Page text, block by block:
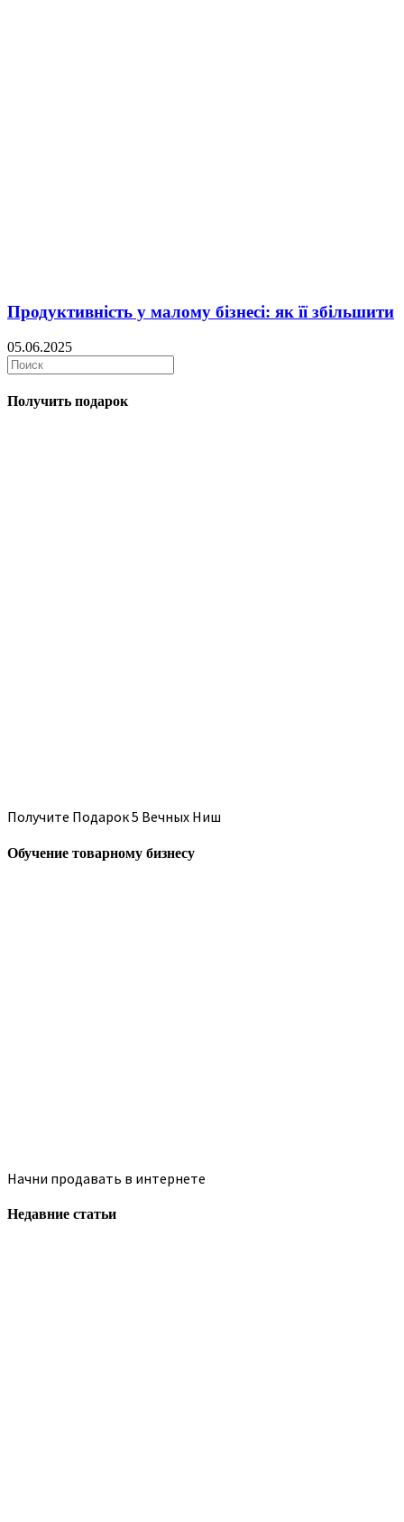
Продуктивність у малому бізнесі: як її збільшити
05.06.2025
Получить подарок
Получите Подарок 5 Вечных Ниш
Обучение товарному бизнесу
Начни продавать в интернете
Недавние статьи